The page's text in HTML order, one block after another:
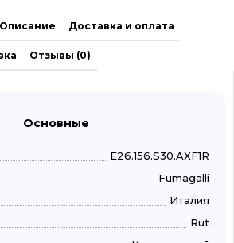
Описание Доставка и оплата
Отзывы (0)
Основные
E26.156.S30.AXF1R
Fumagalli
Италия
Rut